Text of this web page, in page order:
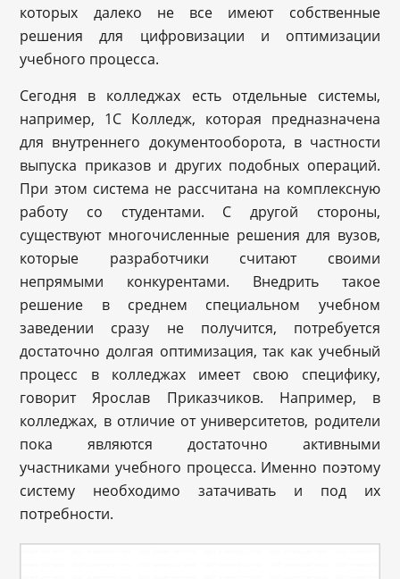
которых далеко не все имеют собственные
решения для цифровизации и оптимизации
учебного процесса.
Сегодня в колледжах есть отдельные системы,
например, 1С Колледж, которая предназначена
для внутреннего документооборота, в частности
выпуска приказов и других подобных операций.
При этом система не рассчитана на комплексную
работу со студентами. С другой стороны,
существуют многочисленные решения для вузов,
которые разработчики считают своими
непрямыми конкурентами. Внедрить такое
решение в среднем специальном учебном
заведении сразу не получится, потребуется
достаточно долгая оптимизация, так как учебный
процесс в колледжах имеет свою специфику,
говорит Ярослав Приказчиков. Например, в
колледжах, в отличие от университетов, родители
пока являются достаточно активными
участниками учебного процесса. Именно поэтому
систему необходимо затачивать и под их
потребности.